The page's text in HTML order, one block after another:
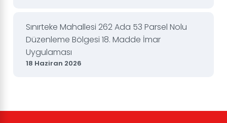
Sınırteke Mahallesi 262 Ada 53 Parsel Nolu
Düzenleme Bölgesi 18. Madde İmar
Uygulaması
18 Haziran 2026